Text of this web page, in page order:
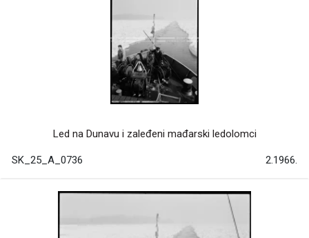
Led na Dunavu i zaleđeni mađarski ledolomci
SK_25_A_0736 2.1966.